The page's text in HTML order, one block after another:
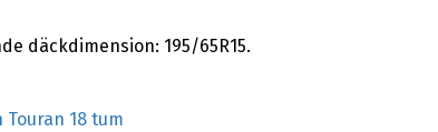
däckdimension: 195/65R15.
Touran 18 tum